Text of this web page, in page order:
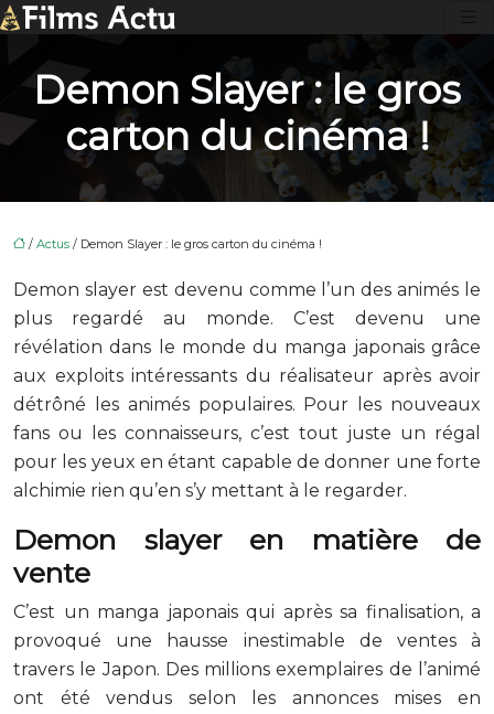
Demon Slayer : le gros
carton du cinéma !
/ Actus / Demon Slayer : le gros carton du cinéma !
Demon slayer est devenu comme l’un des animés le
plus regardé au monde. C’est devenu une
révélation dans le monde du manga japonais grâce
aux exploits intéressants du réalisateur après avoir
détrôné les animés populaires. Pour les nouveaux
fans ou les connaisseurs, c’est tout juste un régal
pour les yeux en étant capable de donner une forte
alchimie rien qu’en s’y mettant à le regarder.
Demon slayer en matière de
vente
C’est un manga japonais qui après sa finalisation, a
provoqué une hausse inestimable de ventes à
travers le Japon. Des millions exemplaires de l’animé
ont été vendus selon les annonces mises en